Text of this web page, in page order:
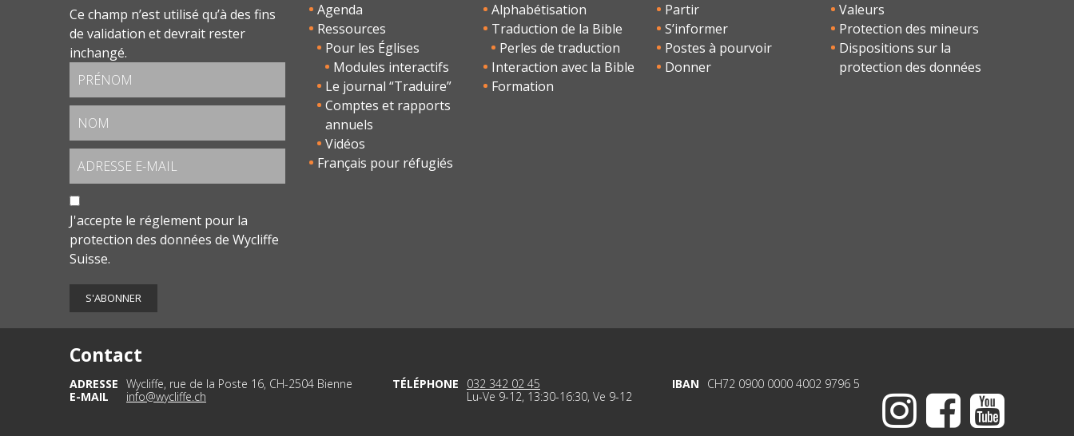
Ce champ n’est utilisé qu’à des fins
de validation et devrait rester
inchangé.
J'accepte le réglement pour la
protection des données de Wycliffe
Suisse.
Agenda
Ressources
Pour les Églises
Modules interactifs
Le journal “Traduire”
Comptes et rapports
annuels
Vidéos
Français pour réfugiés
Alphabétisation
Traduction de la Bible
Perles de traduction
Interaction avec la Bible
Formation
Partir
S’informer
Postes à pourvoir
Donner
Valeurs
Protection des mineurs
Dispositions sur la
protection des données
Contact
ADRESSE Wycliffe, rue de la Poste 16, CH-2504 Bienne
E-MAIL
info@wycliffe.ch
TÉLÉPHONE
032 342 02 45
Lu-Ve 9-12, 13:30-16:30, Ve 9-12
IBAN CH72 0900 0000 4002 9796 5